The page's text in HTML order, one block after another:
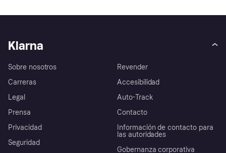
Klarna
Sobre nosotros
Carreras
Legal
Prensa
Privacidad
Seguridad
Revender
Accesibilidad
Auto-Track
Contacto
Información de contacto para
las autoridades
Gobernanza corporativa